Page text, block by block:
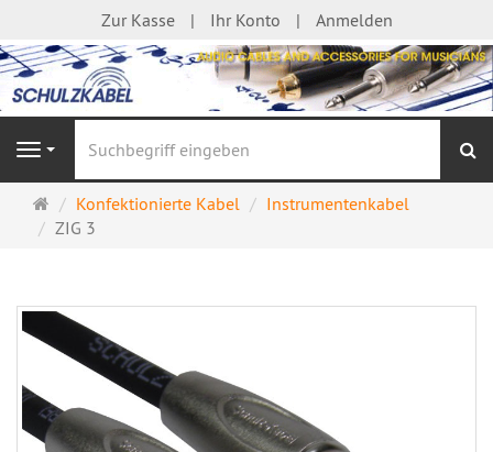
Zur Kasse Ihr Konto Anmelden
Navigation
Startseite
Konfektionierte Kabel
Instrumentenkabel
ZIG 3